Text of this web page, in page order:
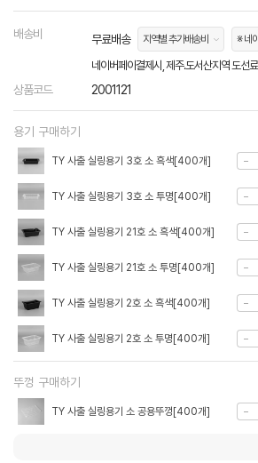
배송비 무료배송 지역별 추가배송비 ※ 네
네이버페이결제시, 제주.도서산지역 도선
상품코드 2001121
용기 구매하기
TY 사출 실링용기 3호 소 흑색[400개]
TY 사출 실링용기 3호 소 투명[400개]
TY 사출 실링용기 21호 소 흑색[400개]
TY 사출 실링용기 21호 소 투명[400개]
TY 사출 실링용기 2호 소 흑색[400개]
TY 사출 실링용기 2호 소 투명[400개]
뚜껑 구매하기
TY 사출 실링용기 소 공용뚜껑[400개]